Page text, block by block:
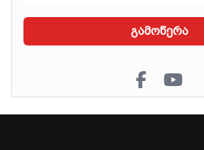
გამოწერა